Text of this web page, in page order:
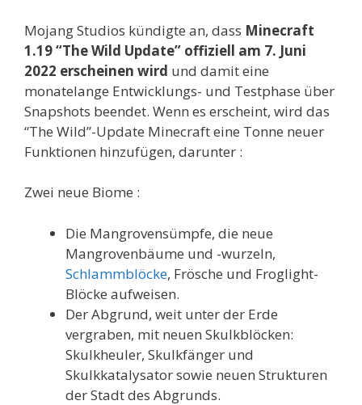
Mojang Studios kündigte an, dass Minecraft
1.19 “The Wild Update” offiziell am 7. Juni
2022 erscheinen wird und damit eine
monatelange Entwicklungs- und Testphase über
Snapshots beendet. Wenn es erscheint, wird das
“The Wild”-Update Minecraft eine Tonne neuer
Funktionen hinzufügen, darunter :
Zwei neue Biome :
Die Mangrovensümpfe, die neue
Mangrovenbäume und -wurzeln,
Schlammblöcke, Frösche und Froglight-
Blöcke aufweisen.
Der Abgrund, weit unter der Erde
vergraben, mit neuen Skulkblöcken:
Skulkheuler, Skulkfänger und
Skulkkatalysator sowie neuen Strukturen
der Stadt des Abgrunds.